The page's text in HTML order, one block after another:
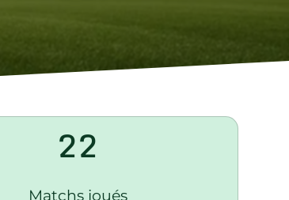
22
Matchs joués